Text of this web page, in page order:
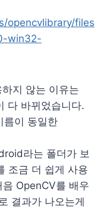
opencvlibrary/files
win32-
지 않는 이유는
다 바뀌었습니다.
름이 동일한
라는 폴더가 보
조금 더 쉽게 사용
OpenCV를 배우
결과가 나오는게